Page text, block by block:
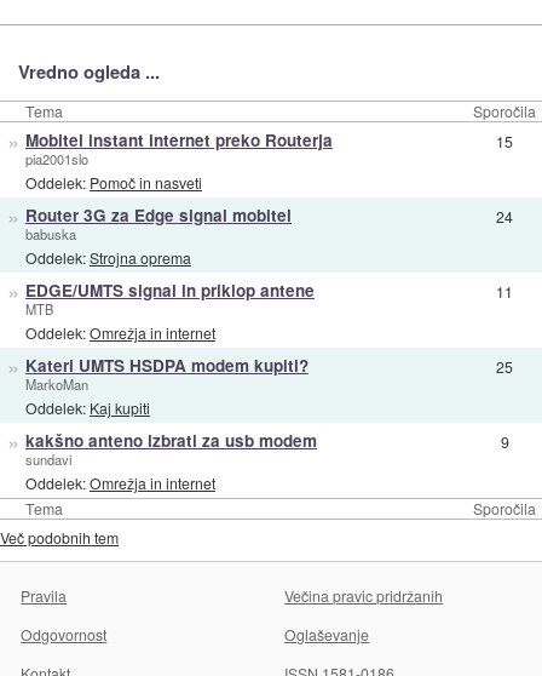
Vredno ogleda ...
Tema Sporočila
Tema Sporočila
» Mobitel instant internet preko Routerja
pia2001slo
Oddelek: Pomoč in nasveti
15
» Router 3G za Edge signal mobitel
babuska
Oddelek:Strojna oprema
24
» EDGE/UMTS signal in priklop antene
MTB
Oddelek:Omrežja in internet
11
» Kateri UMTS HSDPA modem kupiti?
MarkoMan
Oddelek: Kaj kupiti
25
» kakšno anteno izbrati za usb modem
sundavi
Oddelek:Omrežja in internet
9
Več podobnih tem
Pravila
Večina pravic pridržanih
Odgovornost
Oglaševanje